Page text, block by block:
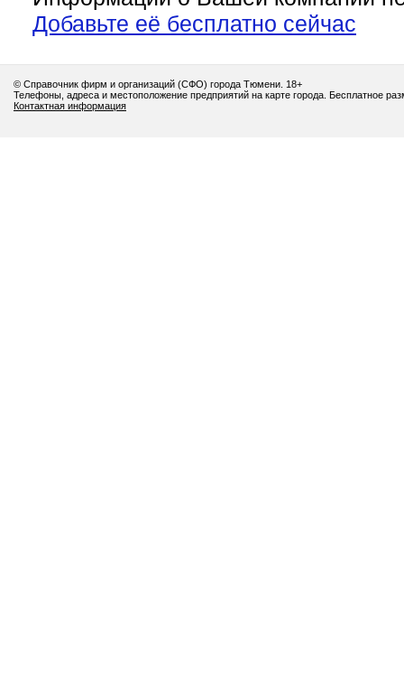
Добавьте её бесплатно сейчас
© Справочник фирм и организаций (СФО) города Тюмени. 18+
Телефоны, адреса и местоположение предприятий на карте города. Бесплатное
Контактная информация